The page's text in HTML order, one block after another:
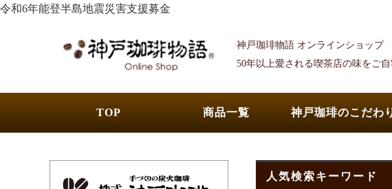
令和6年能登半島地震災害支援募金
神戸珈琲物語 オンラインショップ
50年以上愛される喫茶店の味をご自
TOP 商品一覧 神戸珈琲のこだわ
人気検索キーワード